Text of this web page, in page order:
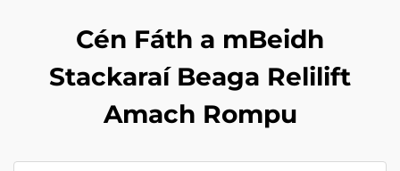
Cén Fáth a mBeidh
Stackaraí Beaga Relilift
Amach Rompu